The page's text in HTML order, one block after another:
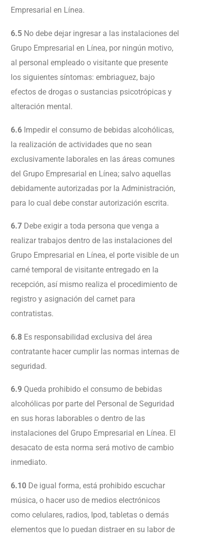
Empresarial en Línea.
6.5 No debe dejar ingresar a las instalaciones del
Grupo Empresarial en Línea, por ningún motivo,
al personal empleado o visitante que presente
los siguientes síntomas: embriaguez, bajo
efectos de drogas o sustancias psicotrópicas y
alteración mental.
6.6 Impedir el consumo de bebidas alcohólicas,
la realización de actividades que no sean
exclusivamente laborales en las áreas comunes
del Grupo Empresarial en Línea; salvo aquellas
debidamente autorizadas por la Administración,
para lo cual debe constar autorización escrita.
6.7 Debe exigir a toda persona que venga a
realizar trabajos dentro de las instalaciones del
Grupo Empresarial en Línea, el porte visible de un
carné temporal de visitante entregado en la
recepción, así mismo realiza el procedimiento de
registro y asignación del carnet para
contratistas.
6.8 Es responsabilidad exclusiva del área
contratante hacer cumplir las normas internas de
seguridad.
6.9 Queda prohibido el consumo de bebidas
alcohólicas por parte del Personal de Seguridad
en sus horas laborables o dentro de las
instalaciones del Grupo Empresarial en Línea. El
desacato de esta norma será motivo de cambio
inmediato.
6.10 De igual forma, está prohibido escuchar
música, o hacer uso de medios electrónicos
como celulares, radios, Ipod, tabletas o demás
elementos que lo puedan distraer en su labor de